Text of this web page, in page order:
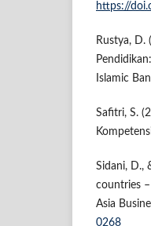
https://
Rustya, D.
Islamic
Safitri, S.
Sidani, D.,
countries
Asia
0268